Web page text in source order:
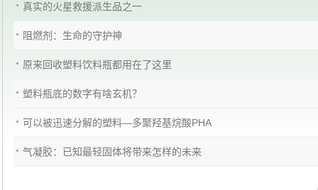
真实的火星救援派生品之一
阻燃剂：生命的守护神
原来回收塑料饮料瓶都用在了这里
塑料瓶底的数字有啥玄机？
可以被迅速分解的塑料—多聚羟基烷酸PHA
气凝胶：已知最轻固体将带来怎样的未来